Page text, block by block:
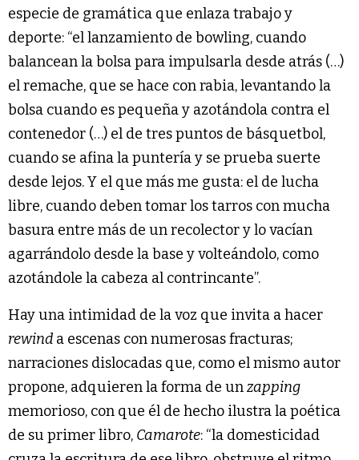
especie de gramática que enlaza trabajo y
deporte: “el lanzamiento de bowling, cuando
balancean la bolsa para impulsarla desde atrás (…)
el remache, que se hace con rabia, levantando la
bolsa cuando es pequeña y azotándola contra el
contenedor (…) el de tres puntos de básquetbol,
cuando se afina la puntería y se prueba suerte
desde lejos. Y el que más me gusta: el de lucha
libre, cuando deben tomar los tarros con mucha
basura entre más de un recolector y lo vacían
agarrándolo desde la base y volteándolo, como
azotándole la cabeza al contrincante”.
Hay una intimidad de la voz que invita a hacer
rewind a escenas con numerosas fracturas;
narraciones dislocadas que, como el mismo autor
propone, adquieren la forma de unzapping
memorioso, con que él de hecho ilustra la poética
de su primer libro, Camarote: “la domesticidad